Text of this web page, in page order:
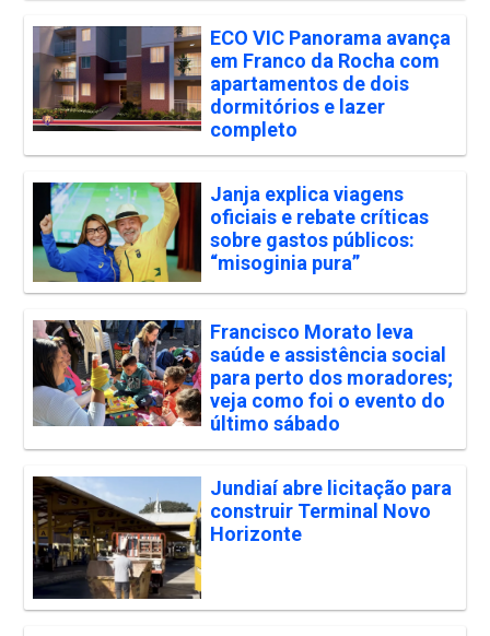
ECO VIC Panorama avança
em Franco da Rocha com
apartamentos de dois
dormitórios e lazer
completo
Janja explica viagens
oficiais e rebate críticas
sobre gastos públicos:
“misoginia pura”
Francisco Morato leva
saúde e assistência social
para perto dos moradores;
veja como foi o evento do
último sábado
Jundiaí abre licitação para
construir Terminal Novo
Horizonte